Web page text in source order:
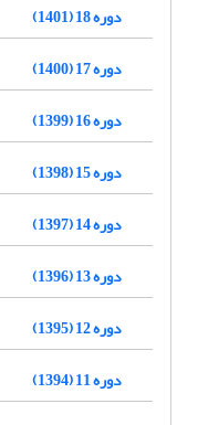
دوره 18 (1401)
دوره 17 (1400)
دوره 16 (1399)
دوره 15 (1398)
دوره 14 (1397)
دوره 13 (1396)
دوره 12 (1395)
دوره 11 (1394)